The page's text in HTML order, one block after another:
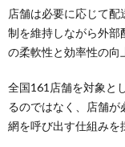
店舗は必要に応じて
制を維持しながら外部
の柔軟性と効率性の向
全国161店舗を対象と
るのではなく、店舗
網を呼び出す仕組みを